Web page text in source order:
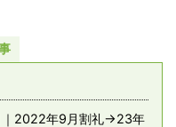
｜2022年9月割礼→23年